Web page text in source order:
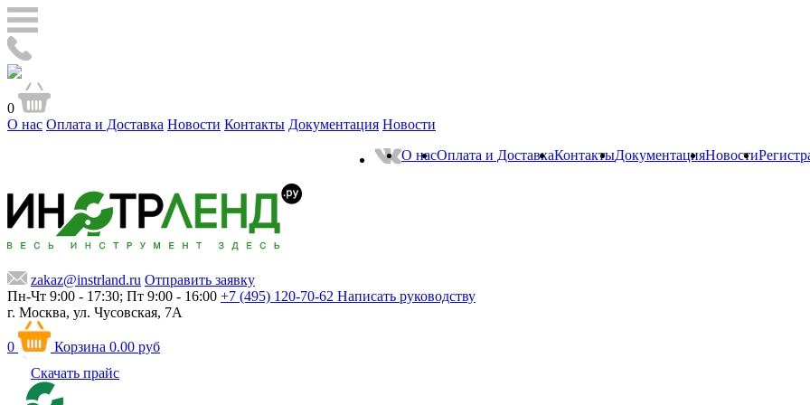
0
О нас Оплата и Доставка Новости Контакты Документация Новости
О насОплата и ДоставкаКонтактыДокументацияНовости
zakaz@instrland.ru Отправить заявку
Пн-Чт 9:00 - 17:30; Пт 9:00 - 16:00 +7 (495) 120-70-62 Написать руководству
г. Москва, ул. Чусовская, 7А
0 Корзина 0.00 руб
Скачать прайс